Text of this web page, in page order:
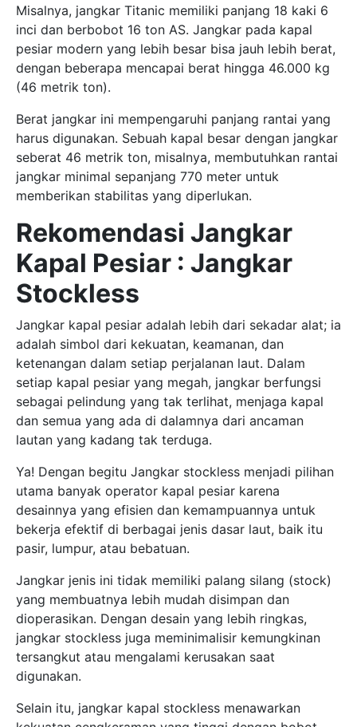
Misalnya, jangkar Titanic memiliki panjang 18 kaki 6
inci dan berbobot 16 ton AS. Jangkar pada kapal
pesiar modern yang lebih besar bisa jauh lebih berat,
dengan beberapa mencapai berat hingga 46.000 kg
(46 metrik ton).
Berat jangkar ini mempengaruhi panjang rantai yang
harus digunakan. Sebuah kapal besar dengan jangkar
seberat 46 metrik ton, misalnya, membutuhkan rantai
jangkar minimal sepanjang 770 meter untuk
memberikan stabilitas yang diperlukan.
Rekomendasi Jangkar
Kapal Pesiar : Jangkar
Stockless
Jangkar kapal pesiar adalah lebih dari sekadar alat; ia
adalah simbol dari kekuatan, keamanan, dan
ketenangan dalam setiap perjalanan laut. Dalam
setiap kapal pesiar yang megah, jangkar berfungsi
sebagai pelindung yang tak terlihat, menjaga kapal
dan semua yang ada di dalamnya dari ancaman
lautan yang kadang tak terduga.
Ya! Dengan begitu Jangkar stockless menjadi pilihan
utama banyak operator kapal pesiar karena
desainnya yang efisien dan kemampuannya untuk
bekerja efektif di berbagai jenis dasar laut, baik itu
pasir, lumpur, atau bebatuan.
Jangkar jenis ini tidak memiliki palang silang (stock)
yang membuatnya lebih mudah disimpan dan
dioperasikan. Dengan desain yang lebih ringkas,
jangkar stockless juga meminimalisir kemungkinan
tersangkut atau mengalami kerusakan saat
digunakan.
Selain itu, jangkar kapal stockless menawarkan